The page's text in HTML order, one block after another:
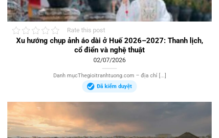
Rate this post
Xu hướng chụp ảnh áo dài ở Huế 2026–2027: Thanh lịch,
cổ điển và nghệ thuật
02/07/2026
Danh mụcThegioitranhtuong.com – địa chỉ [...]
Đã kiểm duyệt